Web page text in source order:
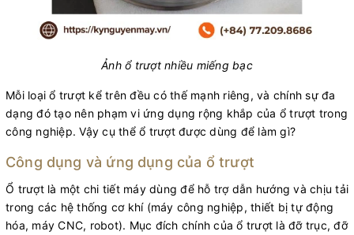
Ảnh ổ trượt nhiều miếng bạc
Mỗi loại ổ trượt kể trên đều có thế mạnh riêng, và chính sự đa
dạng đó tạo nên phạm vi ứng dụng rộng khắp của ổ trượt trong
công nghiệp. Vậy cụ thể ổ trượt được dùng để làm gì?
Công dụng và ứng dụng của ổ trượt
Ổ trượt là một chi tiết máy dùng để hỗ trợ dẫn hướng và chịu tải
trong các hệ thống cơ khí (máy công nghiệp, thiết bị tự động
hóa, máy CNC, robot). Mục đích chính của ổ trượt là đỡ trục, đỡ